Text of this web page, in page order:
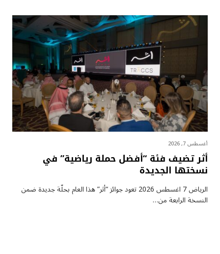
أغسطس 7, 2026
أثر تضيف فئة “أفضل حملة رياضية” في
نسختها الجديدة
الرياض 7 اغسطس 2026 تعود جوائز “أثر” هذا العام بحلّة جديدة ضمن
النسخة الرابعة من…